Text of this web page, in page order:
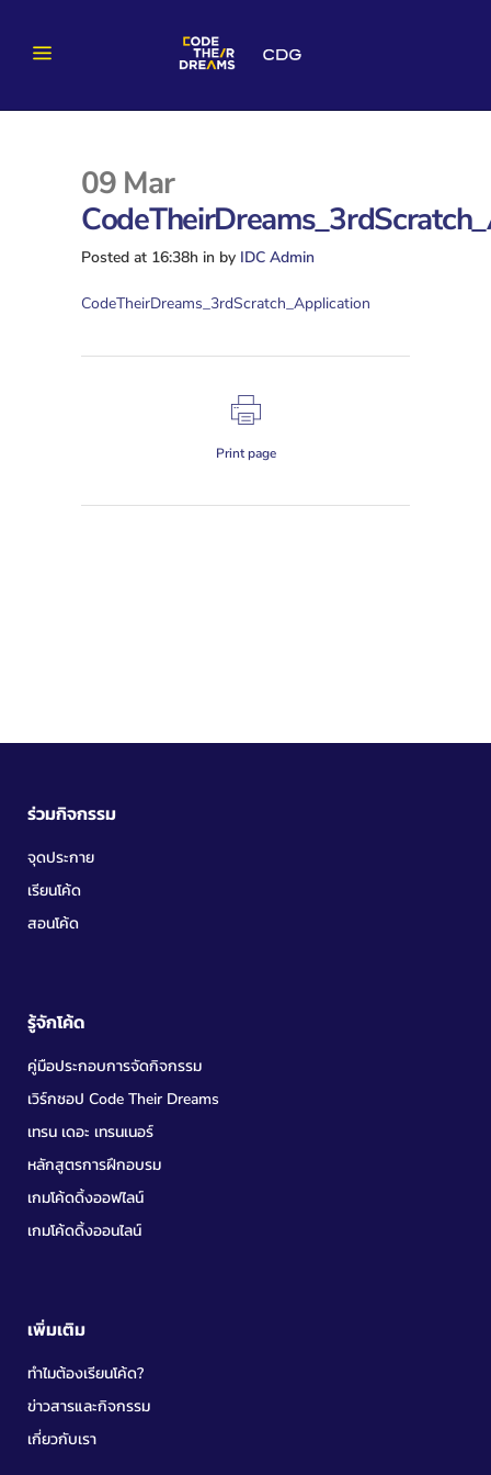
09 Mar
Posted at 16:38h in by IDC Admin
CodeTheirDreams_3rdScratch_Application
Print page
ร่วมกิจกรรม
จุดประกาย
เรียนโค้ด
สอนโค้ด
รู้จักโค้ด
คู่มือประกอบการจัดกิจกรรม
เวิร์กชอป Code Their Dreams
เทรน เดอะ เทรนเนอร์
หลักสูตรการฝึกอบรม
เกมโค้ดดิ้งออฟไลน์
เกมโค้ดดิ้งออนไลน์
เพิ่มเติม
ทำไมต้องเรียนโค้ด?
ข่าวสารและกิจกรรม
เกี่ยวกับเรา